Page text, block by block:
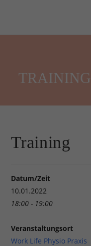
TRAINING
Training
Datum/Zeit
10.01.2022
18:00 - 19:00
Veranstaltungsort
Work Life Physio Praxis